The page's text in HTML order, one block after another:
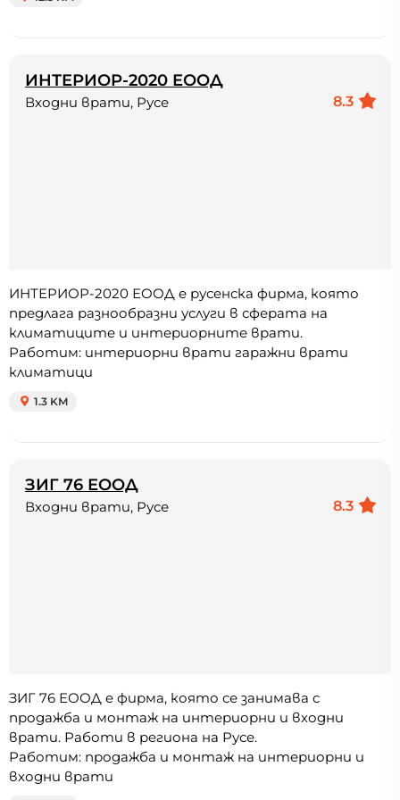
ИНТЕРИОР-2020 ЕООД
8.3
Входни врати, Русе
ИНТЕРИОР-2020 ЕООД е русенска фирма, която
предлага разнообразни услуги в сферата на
климатиците и интериорните врати.
Работим: интериорни врати гаражни врати
климатици
1.3 KM
ЗИГ 76 ЕООД
8.3
Входни врати, Русе
ЗИГ 76 ЕООД е фирма, която се занимава с
продажба и монтаж на интериорни и входни
врати. Работи в региона на Русе.
Работим: продажба и монтаж на интериорни и
входни врати